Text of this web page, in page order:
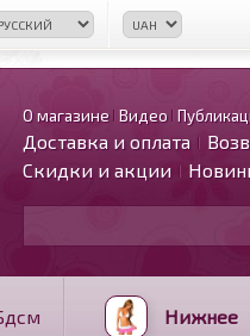
О магазине Видео
Доставка и оплата
Скидки и акции
Нижнее